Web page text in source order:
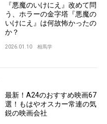
『悪魔のいけにえ』改めて問
う、ホラーの金字塔『悪魔の
いけにえ』は何故怖かったの
か？
2026.01.10 相馬学
最新！A24のおすすめ映画67
選！もはやオスカー常連の気
鋭の映画会社